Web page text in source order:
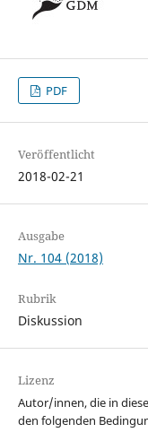
PDF
Veröffentlicht
2018-02-21
Ausgabe
Nr. 104 (2018)
Rubrik
Diskussion
Lizenz
Autor/innen, die in
den folgenden